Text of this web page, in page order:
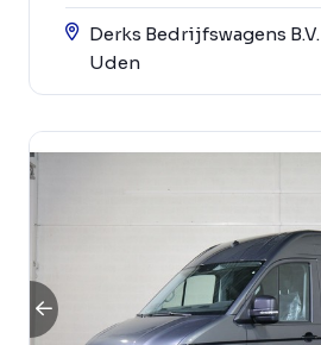
Derks Bedrijfswagens B.V.
Uden